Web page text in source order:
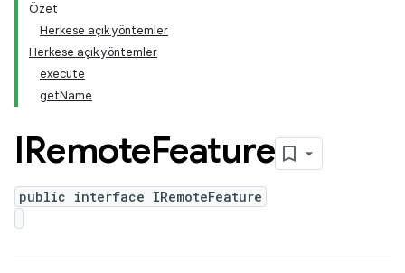
Özet
Herkese açık yöntemler
Herkese açık yöntemler
execute
getName
IRemoteFeature
public interface IRemoteFeature